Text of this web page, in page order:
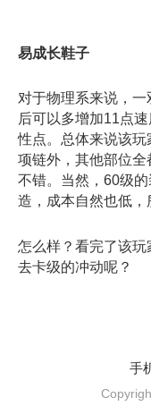
易成长鞋子
对于物理系来说，
后可以多增加11点
性点。总体来说该
项链外，其他部位
不错。当然，60级
造，成本自然也低，
怎么样？看完了该
去卡级的冲动呢？
手